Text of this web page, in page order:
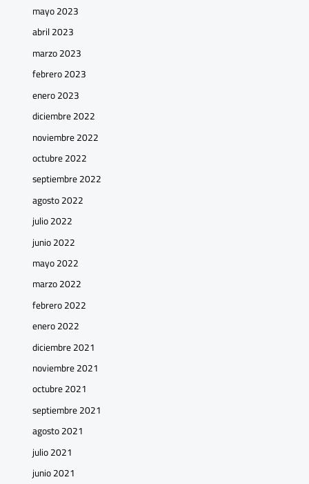
mayo 2023
abril 2023
marzo 2023
febrero 2023
enero 2023
diciembre 2022
noviembre 2022
octubre 2022
septiembre 2022
agosto 2022
julio 2022
junio 2022
mayo 2022
marzo 2022
febrero 2022
enero 2022
diciembre 2021
noviembre 2021
octubre 2021
septiembre 2021
agosto 2021
julio 2021
junio 2021